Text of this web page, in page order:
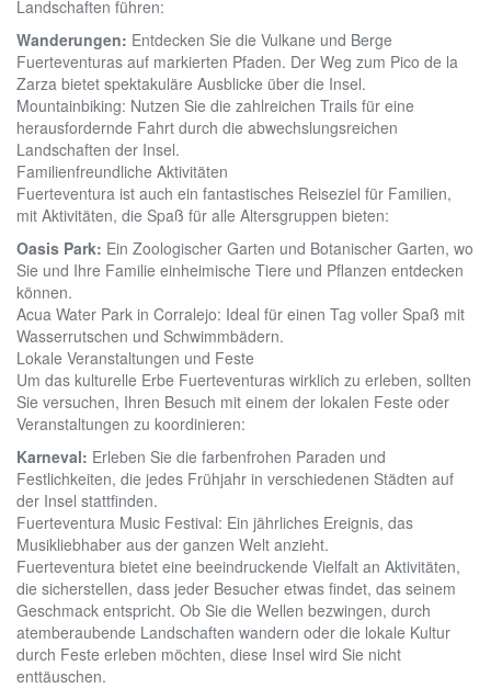
Landschaften führen:
Wanderungen: Entdecken Sie die Vulkane und Berge
Fuerteventuras auf markierten Pfaden. Der Weg zum Pico de la
Zarza bietet spektakuläre Ausblicke über die Insel.
Mountainbiking: Nutzen Sie die zahlreichen Trails für eine
herausfordernde Fahrt durch die abwechslungsreichen
Landschaften der Insel.
Familienfreundliche Aktivitäten
Fuerteventura ist auch ein fantastisches Reiseziel für Familien,
mit Aktivitäten, die Spaß für alle Altersgruppen bieten:
Oasis Park: Ein Zoologischer Garten und Botanischer Garten, wo
Sie und Ihre Familie einheimische Tiere und Pflanzen entdecken
können.
Acua Water Park in Corralejo: Ideal für einen Tag voller Spaß mit
Wasserrutschen und Schwimmbädern.
Lokale Veranstaltungen und Feste
Um das kulturelle Erbe Fuerteventuras wirklich zu erleben, sollten
Sie versuchen, Ihren Besuch mit einem der lokalen Feste oder
Veranstaltungen zu koordinieren:
Karneval: Erleben Sie die farbenfrohen Paraden und
Festlichkeiten, die jedes Frühjahr in verschiedenen Städten auf
der Insel stattfinden.
Fuerteventura Music Festival: Ein jährliches Ereignis, das
Musikliebhaber aus der ganzen Welt anzieht.
Fuerteventura bietet eine beeindruckende Vielfalt an Aktivitäten,
die sicherstellen, dass jeder Besucher etwas findet, das seinem
Geschmack entspricht. Ob Sie die Wellen bezwingen, durch
atemberaubende Landschaften wandern oder die lokale Kultur
durch Feste erleben möchten, diese Insel wird Sie nicht
enttäuschen.